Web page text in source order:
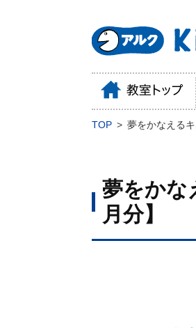
TOP 夢をかなえる
夢をかな
月分】